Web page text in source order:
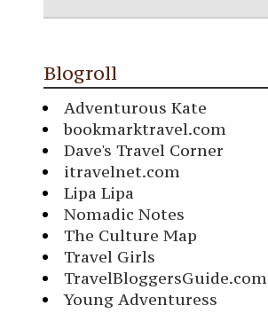
Blogroll
Adventurous Kate
bookmarktravel.com
Dave's Travel Corner
itravelnet.com
Lipa Lipa
Nomadic Notes
The Culture Map
Travel Girls
TravelBloggersGuide.com
Young Adventuress